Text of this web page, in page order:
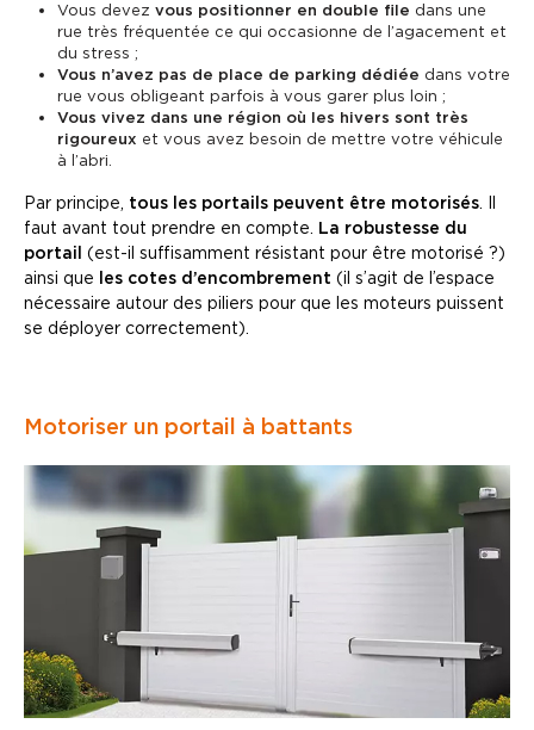
Vous devez vous positionner en double file dans une
rue très fréquentée ce qui occasionne de l’agacement et
du stress ;
Vous n’avez pas de place de parking dédiée dans votre
rue vous obligeant parfois à vous garer plus loin ;
Vous vivez dans une région où les hivers sont très
rigoureux et vous avez besoin de mettre votre véhicule
à l’abri.
Par principe, tous les portails peuvent être motorisés
faut avant tout prendre en compte. La robustesse du
portail (est-il suffisamment résistant pour être motorisé ?)
ainsi que
les cotes d’encombrement (il s’agit de l’espace
nécessaire autour des piliers pour que les moteurs puissent
se déployer correctement).
Motoriser un portail à battants